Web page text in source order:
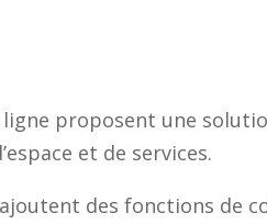
proposent une
et de services.
des fonctions de